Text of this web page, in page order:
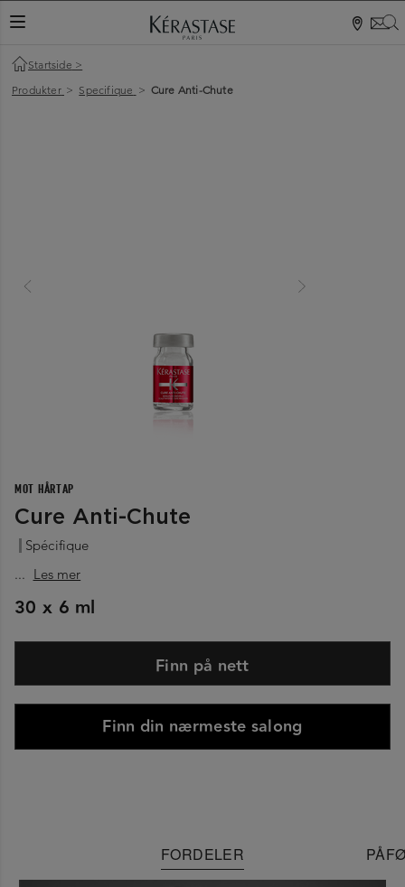
VEKSLINGSNAVIGASJON
Startside >
Produkter > Specifique > Cure Anti-Chute
MOT HÅRTAP
Cure Anti-Chute
Spécifique
... Les mer
30 x 6 ml
Finn på nett
Finn din nærmeste salong
FORDELER